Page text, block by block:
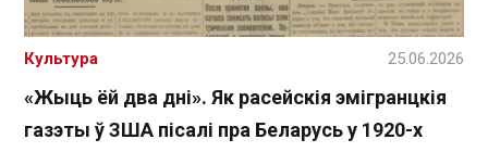
«Жыць ёй два дні». Як расейскія эмігранцкія
газэты ў ЗША пісалі пра Беларусь у 1920-х
Культура 25.06.2026